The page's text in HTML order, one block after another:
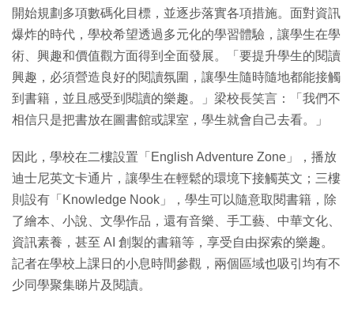
開始規劃多項數碼化目標，並逐步落實各項措施。面對資訊
爆炸的時代，學校希望透過多元化的學習體驗，讓學生在學
術、興趣和價值觀方面得到全面發展。「要提升學生的閱讀
興趣，必須營造良好的閱讀氛圍，讓學生隨時隨地都能接觸
到書籍，並且感受到閱讀的樂趣。」梁校長笑言：「我們不
相信只是把書放在圖書館或課室，學生就會自己去看。」
因此，學校在二樓設置「English Adventure Zone」，播放
迪士尼英文卡通片，讓學生在輕鬆的環境下接觸英文；三樓
則設有「Knowledge Nook」，學生可以隨意取閱書籍，除
了繪本、小說、文學作品，還有音樂、手工藝、中華文化、
資訊素養，甚至 AI 創製的書籍等，享受自由探索的樂趣。
記者在學校上課日的小息時間參觀，兩個區域也吸引均有不
少同學聚集睇片及閱讀。